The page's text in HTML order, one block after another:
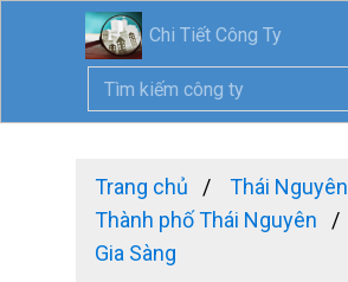
Chi Tiết Công Ty
Trang chủ
Thái Nguyên
Thành phố Thái Nguyên
Gia Sàng